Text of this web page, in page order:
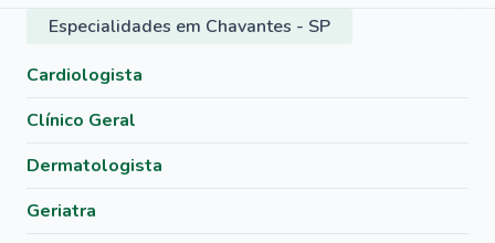
Especialidades em Chavantes - SP
Cardiologista
Clínico Geral
Dermatologista
Geriatra